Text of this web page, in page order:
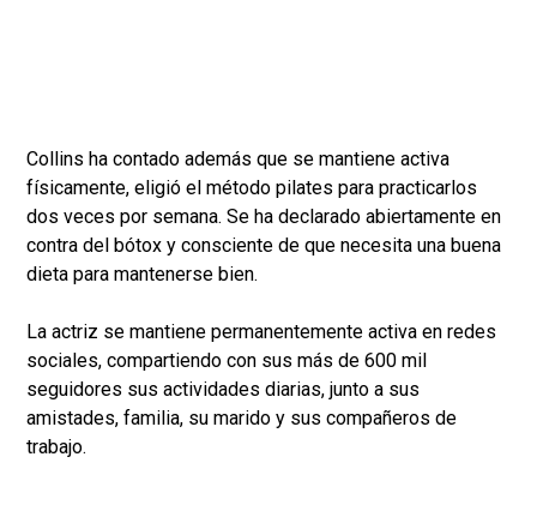
Collins ha contado además que se mantiene activa
físicamente, eligió el método pilates para practicarlos
dos veces por semana. Se ha declarado abiertamente en
contra del bótox y consciente de que necesita una buena
dieta para mantenerse bien.
La actriz se mantiene permanentemente activa en redes
sociales, compartiendo con sus más de 600 mil
seguidores sus actividades diarias, junto a sus
amistades, familia, su marido y sus compañeros de
trabajo.